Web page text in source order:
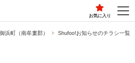
お気に入り
御浜町（南牟婁郡） Shufoo!お知らせのチラシ一覧